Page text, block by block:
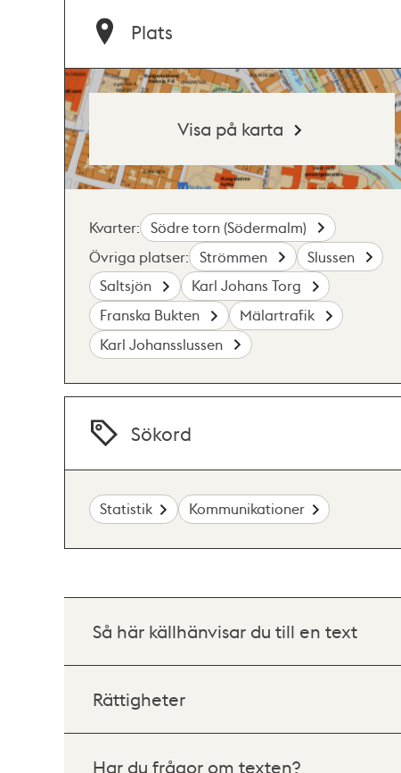
Plats
Visa på karta
Kvarter:
Södre torn (Södermalm)
Övriga platser:
Strömmen
Slussen
Saltsjön
Karl Johans Torg
Franska Bukten
Mälartrafik
Karl Johansslussen
Sökord
Statistik Kommunikationer
Så här källhänvisar du till en text
Rättigheter
Har du frågor om texten?